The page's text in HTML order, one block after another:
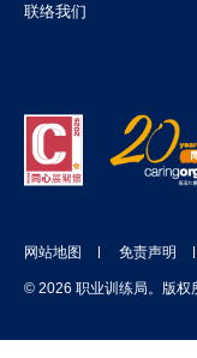
联络我们
网站地图 免责声明
© 2026 职业训练局。版权